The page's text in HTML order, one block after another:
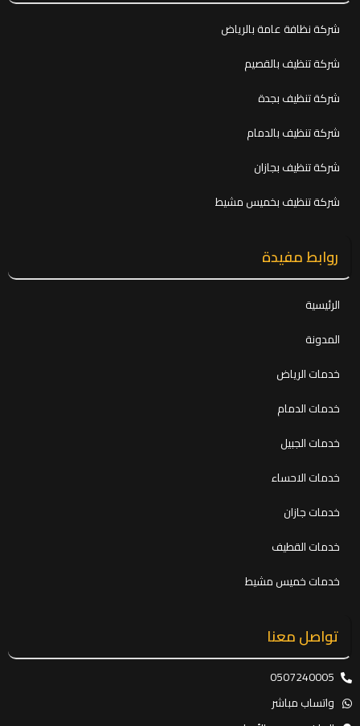
شركة نظافة عامة بالرياض
شركة تنظيف بالقصيم
شركة تنظيف بجدة
شركة تنظيف بالدمام
شركة تنظيف بجازان
شركة تنظيف بخميس مشيط
روابط مفيدة
الرئيسية
المدونة
خدمات الرياض
خدمات الدمام
خدمات الجبيل
خدمات الاحساء
خدمات جازان
خدمات القطيف
خدمات خميس مشيط
تواصل معنا
0507240005
واتساب مباشر